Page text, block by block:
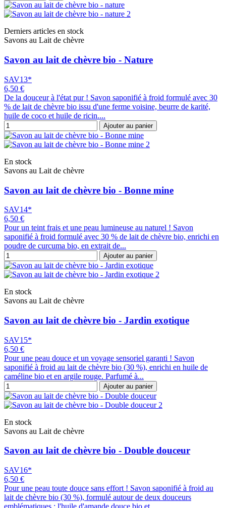
Derniers articles en stock
Savons au Lait de chèvre
Savon au lait de chèvre bio - Nature
SAV13*
6,50 €
De la douceur à l'état pur ! Savon saponifié à froid formulé avec 30
% de lait de chèvre bio issu d'une ferme voisine, beurre de karité,
huile de coco et huile de ricin....
Ajouter au panier
En stock
Savons au Lait de chèvre
Savon au lait de chèvre bio - Bonne mine
SAV14*
6,50 €
Pour un teint frais et une peau lumineuse au naturel ! Savon
saponifié à froid formulé avec 30 % de lait de chèvre bio, enrichi en
poudre de curcuma bio, en extrait de...
Ajouter au panier
En stock
Savons au Lait de chèvre
Savon au lait de chèvre bio - Jardin exotique
SAV15*
6,50 €
Pour une peau douce et un voyage sensoriel garanti ! Savon
saponifié à froid au lait de chèvre bio (30 %), enrichi en huile de
caméline bio et en argile rouge. Parfumé à...
Ajouter au panier
En stock
Savons au Lait de chèvre
Savon au lait de chèvre bio - Double douceur
SAV16*
6,50 €
Pour une peau toute douce sans effort ! Savon saponifié à froid au
lait de chèvre bio (30 %), formulé autour de deux douceurs